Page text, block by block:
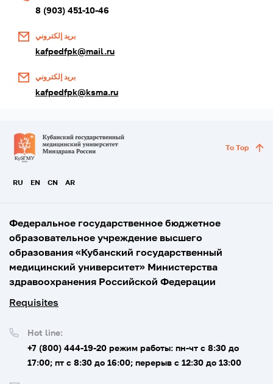
8 (903) 451-10-46
بريد إلكتروني
kafpedfpk@mail.ru
بريد إلكتروني
kafpedfpk@ksma.ru
RU EN CN AR
To Top
Федеральное государственное бюджетное
образовательное учреждение высшего
образования «Кубанский государственный
медицинский университет» Министерства
здравоохранения Российской Федерации
Requisites
Hot line:
+7 (800) 444-19-20 режим работы: пн-чт с 8:30 до
17:00; пт с 8:30 до 16:00; перерыв с 12:30 до 13:00